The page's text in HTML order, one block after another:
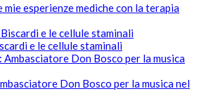
mie esperienze mediche con la terapia
e le cellule staminali
Don Bosco per la musica nel